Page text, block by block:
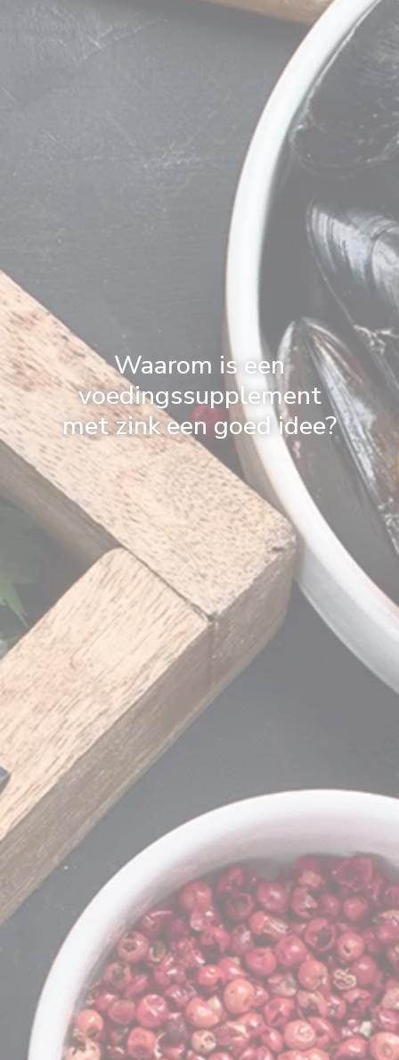
Waarom is een
voedingssupplement
met zink een goed idee?